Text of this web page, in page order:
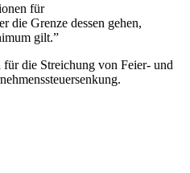
für
die Grenze dessen gehen,
gilt.”
die Streichung von Feier- und